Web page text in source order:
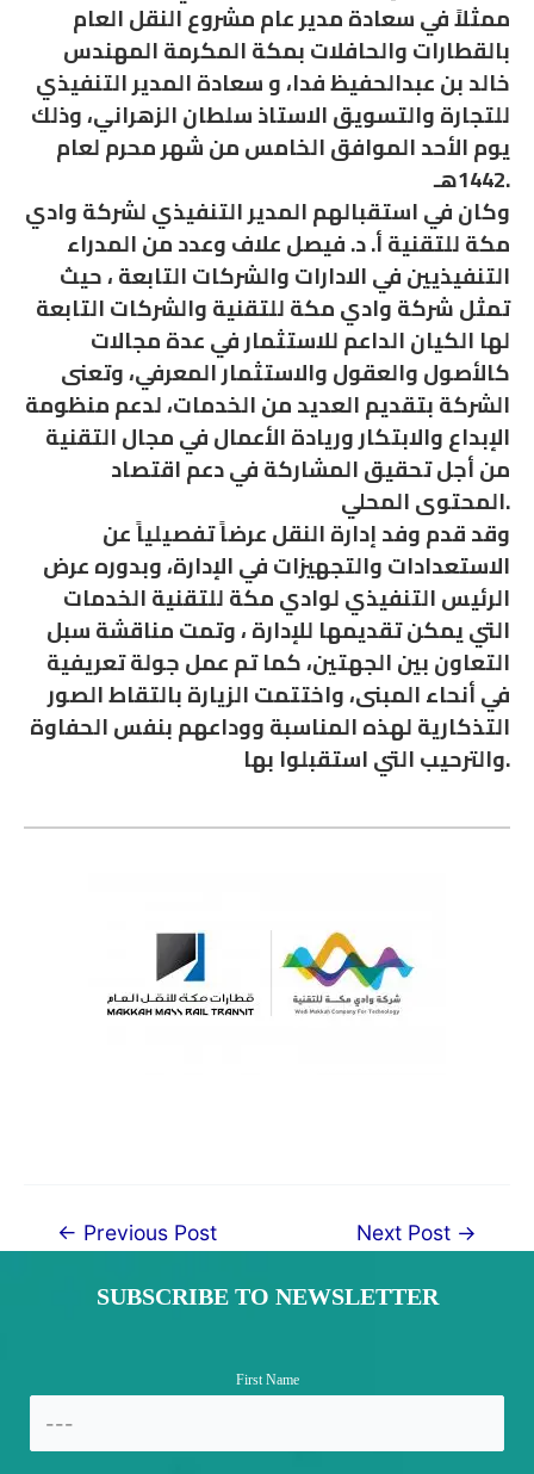
ممثلاً في سعادة مدير عام مشروع النقل العام
بالقطارات والحافلات بمكة المكرمة المهندس
خالد بن عبدالحفيظ فدا، و سعادة المدير التنفيذي
للتجارة والتسويق الاستاذ سلطان الزهراني، وذلك
يوم الأحد الموافق الخامس من شهر محرم لعام
1442هـ.
وكان في استقبالهم المدير التنفيذي لشركة وادي
مكة للتقنية أ. د. فيصل علاف وعدد من المدراء
التنفيذيين في الادارات والشركات التابعة ، حيث
تمثل شركة وادي مكة للتقنية والشركات التابعة
لها الكيان الداعم للاستثمار في عدة مجالات
كالأصول والعقول والاستثمار المعرفي، وتعنى
الشركة بتقديم العديد من الخدمات، لدعم منظومة
الإبداع والابتكار وريادة الأعمال في مجال التقنية
من أجل تحقيق المشاركة في دعم اقتصاد
المحتوى المحلي.
وقد قدم وفد إدارة النقل عرضاً تفصيلياً عن
الاستعدادات والتجهيزات في الإدارة، وبدوره عرض
الرئيس التنفيذي لوادي مكة للتقنية الخدمات
التي يمكن تقديمها للإدارة ، وتمت مناقشة سبل
التعاون بين الجهتين، كما تم عمل جولة تعريفية
في أنحاء المبنى، واختتمت الزيارة بالتقاط الصور
التذكارية لهذه المناسبة ووداعهم بنفس الحفاوة
والترحيب التي استقبلوا بها.
Post← Previous Post Next Post →
SUBSCRIBE TO NEWSLETTER
First Name